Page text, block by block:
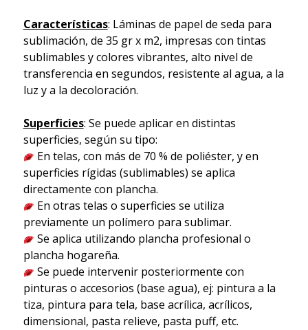
Características: Láminas de papel de seda para
sublimación, de 35 gr x m2, impresas con tintas
sublimables y colores vibrantes, alto nivel de
transferencia en segundos, resistente al agua, a la
luz y a la decoloración.
Superficies: Se puede aplicar en distintas
superficies, según su tipo:
En telas, con más de 70 % de poliéster, y en
superficies rígidas (sublimables) se aplica
directamente con plancha.
En otras telas o superficies se utiliza
previamente un polímero para sublimar.
Se aplica utilizando plancha profesional o
plancha hogareña.
Se puede intervenir posteriormente con
pinturas o accesorios (base agua), ej: pintura a la
tiza, pintura para tela, base acrílica, acrílicos,
dimensional, pasta relieve, pasta puff, etc.